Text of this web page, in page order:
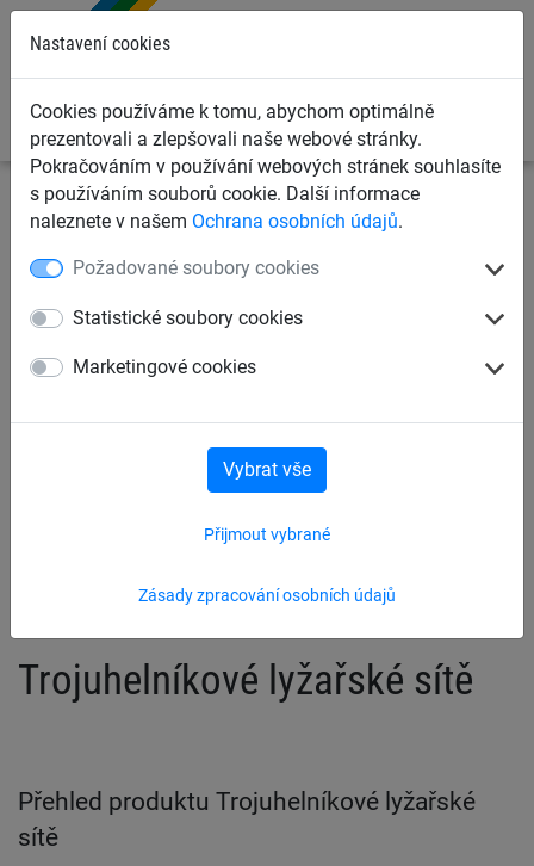
Nastavení cookies
Cookies používáme k tomu, abychom optimálně
prezentovali a zlepšovali naše webové stránky.
Pokračováním v používání webových stránek souhlasíte
s používáním souborů cookie. Další informace
naleznete v našem Ochrana osobních údajů.
Požadované soubory cookies
Statistické soubory cookies
Marketingové cookies
Zásady zpracování osobních údajů
Přijmout vybrané
Vybrat vše
Sportovní sítě
Sítě a plůtky na lyžování
Lyžařské plůtky
Vymezovací sítě, typ C Ochranné sítě
Trojuhelníkové lyžařské sítě
Trojuhelníkové lyžařské sítě
Přehled produktu Trojuhelníkové lyžařské
sítě